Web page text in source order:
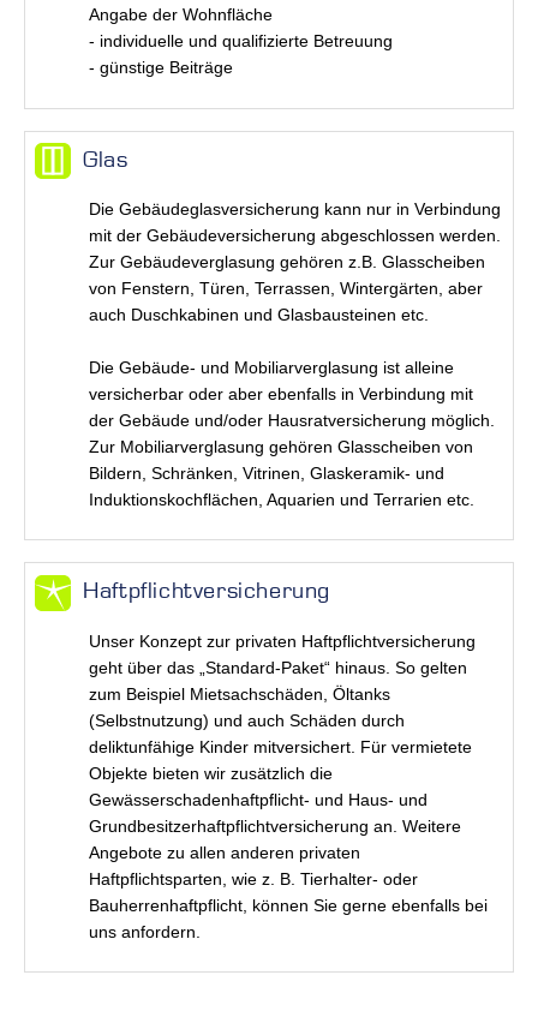
Angabe der Wohnfläche
- individuelle und qualifizierte Betreuung
- günstige Beiträge
Glas
Die Gebäudeglasversicherung kann nur in Verbindung
mit der Gebäudeversicherung abgeschlossen werden.
Zur Gebäudeverglasung gehören z.B. Glasscheiben
von Fenstern, Türen, Terrassen, Wintergärten, aber
auch Duschkabinen und Glasbausteinen etc.
Die Gebäude- und Mobiliarverglasung ist alleine
versicherbar oder aber ebenfalls in Verbindung mit
der Gebäude und/oder Hausratversicherung möglich.
Zur Mobiliarverglasung gehören Glasscheiben von
Bildern, Schränken, Vitrinen, Glaskeramik- und
Induktionskochflächen, Aquarien und Terrarien etc.
Haftpflichtversicherung
Unser Konzept zur privaten Haftpflichtversicherung
geht über das „Standard-Paket“ hinaus. So gelten
zum Beispiel Mietsachschäden, Öltanks
(Selbstnutzung) und auch Schäden durch
deliktunfähige Kinder mitversichert. Für vermietete
Objekte bieten wir zusätzlich die
Gewässerschadenhaftpflicht- und Haus- und
Grundbesitzerhaftpflichtversicherung an. Weitere
Angebote zu allen anderen privaten
Haftpflichtsparten, wie z. B. Tierhalter- oder
Bauherrenhaftpflicht, können Sie gerne ebenfalls bei
uns anfordern.